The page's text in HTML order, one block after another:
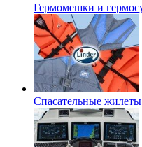
Гермомешки и
Спасательные жилеты